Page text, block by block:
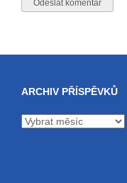
ARCHIV PŘÍSPĚVKŮ
Archiv